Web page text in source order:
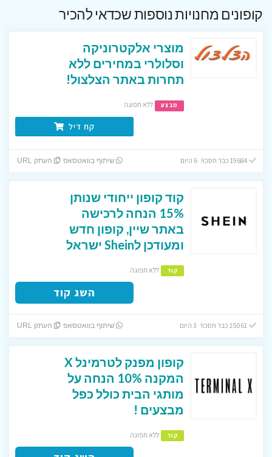
קופונים מחנויות נוספות שכדאי להכיר
מוצרי אלקטרוניקה
וסלולרי במחירים ללא
תחרות באתר הצלצול!
מבצע ללא תפוגה
קח דיל
19684 כבר חסכו! 6 היום שיתוף בוואטסאפ העתק URL
קוד קופון ייחודי שנותן
15% הנחה לרכישה
באתר שיין, קופון חדש
ומעודכן לShein ישראל
קוד ללא תפוגה
השג קוד
שיתוף בוואטסאפ העתק URL
קופון מפנק לטרמינל X
המקנה 10% הנחה על
מותגי הבית כולל כפל
מבצעים !
קוד ללא תפוגה